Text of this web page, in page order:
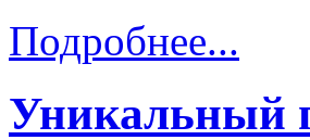
Подробнее...
Уникальный